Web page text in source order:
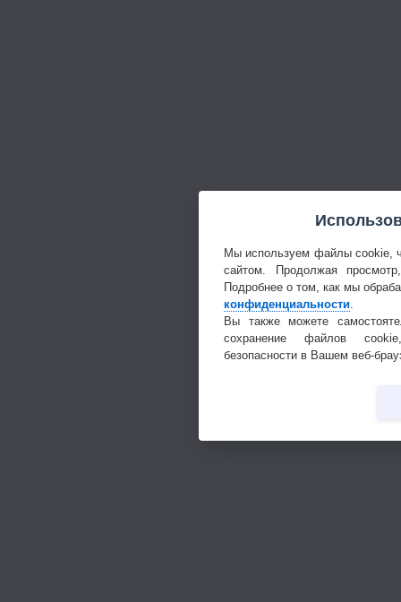
Мы используем файлы cookie,
сайтом. Продолжая
Подробнее о том, как мы
конфиденциальности
Вы также можете
сохранение файлов
безопасности в Вашем веб-